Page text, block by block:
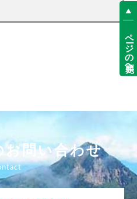
お問い合わせ
ページの先頭へ